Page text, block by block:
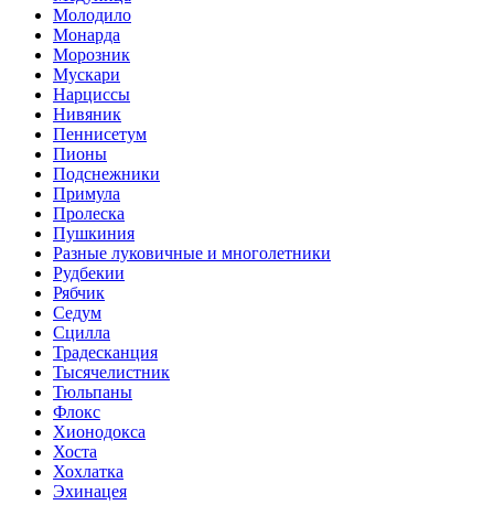
Молодило
Монарда
Морозник
Мускари
Нарциссы
Нивяник
Пеннисетум
Пионы
Подснежники
Примула
Пролеска
Пушкиния
Разные луковичные и многолетники
Рудбекии
Рябчик
Седум
Сцилла
Традесканция
Тысячелистник
Тюльпаны
Флокс
Хионодокса
Хоста
Хохлатка
Эхинацея